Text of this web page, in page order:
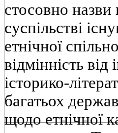
стосовно назви
суспiльствi
етнiчної
вiдмiннiсть вiд
iсторико-
багатьох
щодо етнiчної